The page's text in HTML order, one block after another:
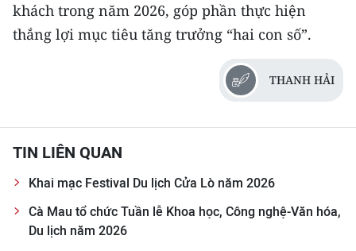
khách trong năm 2026, góp phần thực hiện
thắng lợi mục tiêu tăng trưởng “hai con số”.
THANH HẢI
TIN LIÊN QUAN
Khai mạc Festival Du lịch Cửa Lò năm 2026
Cà Mau tổ chức Tuần lễ Khoa học, Công nghệ-Văn hóa,
Du lịch năm 2026